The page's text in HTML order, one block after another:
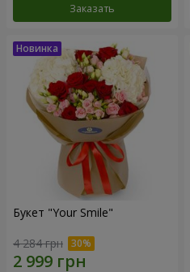
Заказать
Букет "Your Smile"
4 284 грн